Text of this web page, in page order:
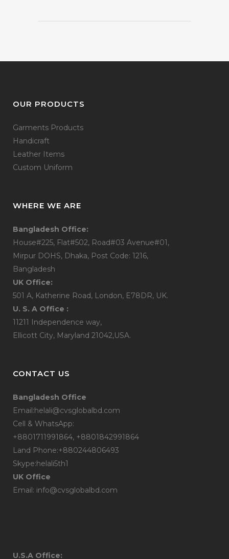
OUR PRODUCTS
Garments Products
Handicraft
Leather Items
Custom Uniform
WHERE WE ARE
Bangladesh Office:
House#225, Flat#502, Road#03 Avenue#01,
Mirpur DOHS, Dhaka, Post Code: 1216,
Bangladesh
UK Office:
501 A, Katherine Road, London, E78DR, UK.
U. S. A Office :
11211 Independence way,
Ellicott City, Maryland 21042,USA.
CONTACT US
Bangladesh Office
Email:helali@cvsglobalbd.com
Cell & WhatsApp:
+8801711991864, +8801842991864
Land Phone:+880244806493
Skype:helali5th1
UK Office
Email: info@cvsglobalbd.com
U.S.A Office: